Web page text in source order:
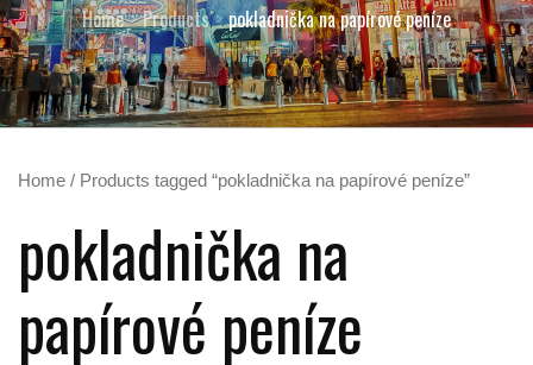
Home Products pokladnička na papírové peníze
Home / Products tagged “pokladnička na papírové peníze”
pokladnička na
papírové peníze